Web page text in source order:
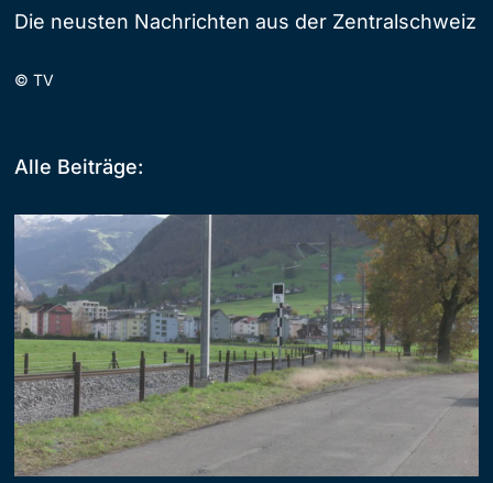
Die neusten Nachrichten aus der Zentralschweiz
© TV
Alle Beiträge: